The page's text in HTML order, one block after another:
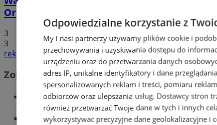
Orzesza. Rynek będzie zablokowany!
3
3
reklama
Zobacz również
Wiadomości kryminalne w Orzeszu
Wiadomości lokalne
Odpowiedzialne korzystanie z
My i nasi partnerzy używamy plików cookie i
przechowywania i uzyskiwania dostępu do
urządzeniu oraz do przetwarzania danych
adres IP, unikalne identyfikatory i dane
spersonalizowanych reklam i treści, pomiaru
odbiorców oraz ulepszania usług. Dostawcy stron
również przetwarzać Twoje dane w tych i innych
wykorzystywać precyzyjne dane geolokalizacyjne i